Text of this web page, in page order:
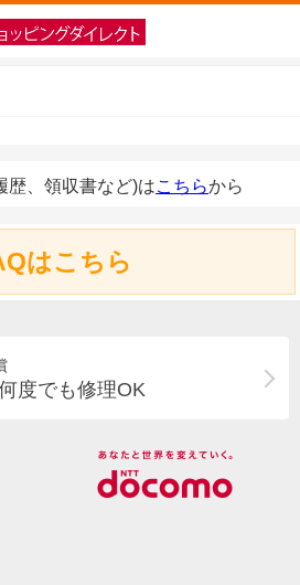
歴、領収書など)はこちらから
はこちら
度でも修理OK